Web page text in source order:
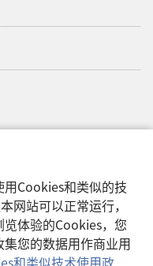
Cookies和类似的技
网站可以正常运行，
体验的Cookies，您
您的数据用作商业用
和类似技术使用政